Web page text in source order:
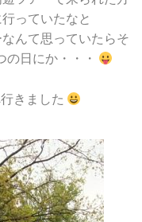
っていたなと
んて思っていたらそ
の日にか・・・
きました